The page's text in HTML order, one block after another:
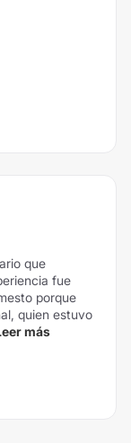
que
fue
porque
quien estuvo
más